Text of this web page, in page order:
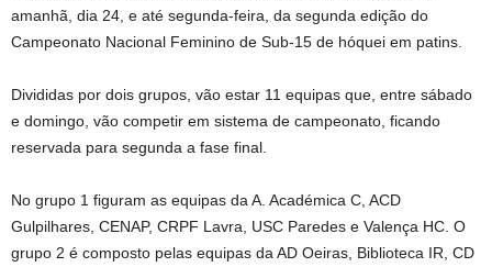
amanhã, dia 24, e até segunda-feira, da segunda edição do
Campeonato Nacional Feminino de Sub-15 de hóquei em patins.
Divididas por dois grupos, vão estar 11 equipas que, entre sábado
e domingo, vão competir em sistema de campeonato, ficando
reservada para segunda a fase final.
No grupo 1 figuram as equipas da A. Académica C, ACD
Gulpilhares, CENAP, CRPF Lavra, USC Paredes e Valença HC. O
grupo 2 é composto pelas equipas da AD Oeiras, Biblioteca IR, CD